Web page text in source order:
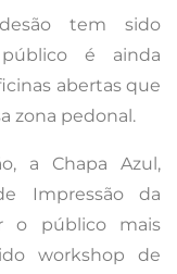
tem sido
é ainda
abertas que
zona pedonal.
a Chapa Azul,
Impressão da
o público mais
workshop de